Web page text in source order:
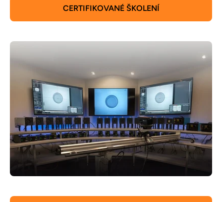
CERTIFIKOVANÉ ŠKOLENÍ